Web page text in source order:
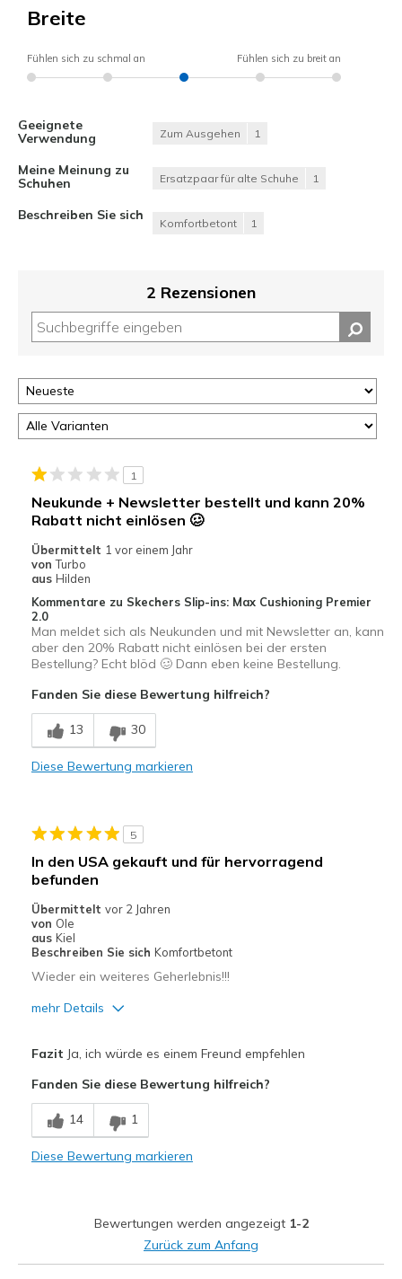
Breite
Fühlen sich zu schmal an Fühlen sich zu breit an
Geeignete
Verwendung
Zum Ausgehen 1
Meine Meinung zu
Schuhen
Ersatzpaar für alte Schuhe 1
Beschreiben Sie sich
Komfortbetont 1
2 Rezensionen
1
Neukunde + Newsletter bestellt und kann 20%
Rabatt nicht einlösen 🥴
Übermittelt 1 vor einem Jahr
von Turbo
aus Hilden
Kommentare zu Skechers Slip-ins: Max Cushioning Premier
2.0
Man meldet sich als Neukunden und mit Newsletter an, kann
aber den 20% Rabatt nicht einlösen bei der ersten
Bestellung? Echt blöd 🥴 Dann eben keine Bestellung.
Fanden Sie diese Bewertung hilfreich?
13 30
Diese Bewertung markieren
5
In den USA gekauft und für hervorragend
befunden
Übermittelt vor 2 Jahren
von Ole
aus Kiel
Beschreiben Sie sich Komfortbetont
Wieder ein weiteres Geherlebnis!!!
mehr Details
Stoßdämpfend
Geeignete Verwendung
Zum Ausgehen
Passt genau
Meine Meinung zu
Schuhen
Ersatzpaar für alte
Schuhe
Fazit Ja, ich würde es einem Freund empfehlen
Fanden Sie diese Bewertung hilfreich?
14 1
Diese Bewertung markieren
Bewertungen werden angezeigt 1-2
Zurück zum Anfang